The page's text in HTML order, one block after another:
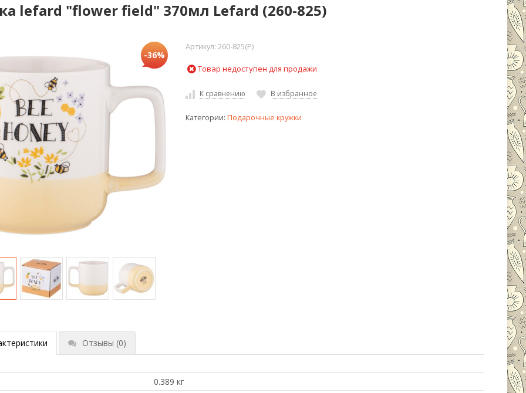
lefard "flower field" 370мл Lefard (260-825)
-36%
Артикул: 260-825(P)
Товар недоступен для продажи
К сравнению В избранное
Категории: Подарочные кружки
Отзывы (0)
0.389 кг